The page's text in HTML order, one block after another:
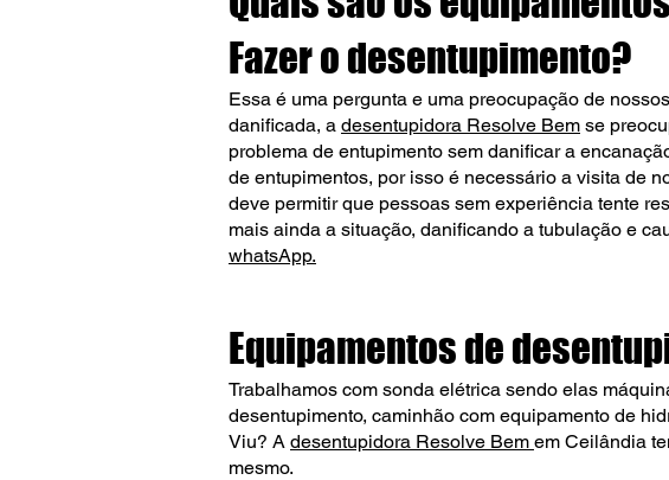
Fazer o desentupimento?
Essa é uma pergunta e uma preocupação de
danificada, a desentupidora Resolve Bem se
problema de entupimento sem danificar a
de entupimentos, por isso é necessário a visita de
deve permitir que pessoas sem experiência tente
mais ainda a situação, danificando a tubulação e
whatsApp.
Equipamentos de
Trabalhamos com sonda elétrica sendo elas
desentupimento, caminhão com equipamento de
Viu? A desentupidora Resolve Bem em Ceilândia
mesmo.